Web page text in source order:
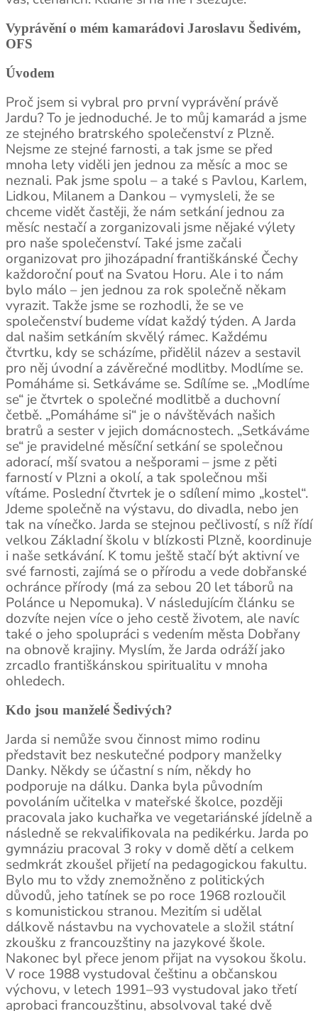
Vyprávění o mém kamarádovi Jaroslavu Šedivém,
OFS
Úvodem
Proč jsem si vybral pro první vyprávění právě
Jardu? To je jednoduché. Je to můj kamarád a jsme
ze stejného bratrského společenství z Plzně.
Nejsme ze stejné farnosti, a tak jsme se před
mnoha lety viděli jen jednou za měsíc a moc se
neznali. Pak jsme spolu – a také s Pavlou, Karlem,
Lidkou, Milanem a Dankou – vymysleli, že se
chceme vidět častěji, že nám setkání jednou za
měsíc nestačí a zorganizovali jsme nějaké výlety
pro naše společenství. Také jsme začali
organizovat pro jihozápadní františkánské Čechy
každoroční pouť na Svatou Horu. Ale i to nám
bylo málo – jen jednou za rok společně někam
vyrazit. Takže jsme se rozhodli, že se ve
společenství budeme vídat každý týden. A Jarda
dal našim setkáním skvělý rámec. Každému
čtvrtku, kdy se scházíme, přidělil název a sestavil
pro něj úvodní a závěrečné modlitby. Modlíme se.
Pomáháme si. Setkáváme se. Sdílíme se. „Modlíme
se“ je čtvrtek o společné modlitbě a duchovní
četbě. „Pomáháme si“ je o návštěvách našich
bratrů a sester v jejich domácnostech. „Setkáváme
se“ je pravidelné měsíční setkání se společnou
adorací, mší svatou a nešporami – jsme z pěti
farností v Plzni a okolí, a tak společnou mši
vítáme. Poslední čtvrtek je o sdílení mimo „kostel“.
Jdeme společně na výstavu, do divadla, nebo jen
tak na vínečko. Jarda se stejnou pečlivostí, s níž řídí
velkou Základní školu v blízkosti Plzně, koordinuje
i naše setkávání. K tomu ještě stačí být aktivní ve
své farnosti, zajímá se o přírodu a vede dobřanské
ochránce přírody (má za sebou 20 let táborů na
Polánce u Nepomuka). V následujícím článku se
dozvíte nejen více o jeho cestě životem, ale navíc
také o jeho spolupráci s vedením města Dobřany
na obnově krajiny. Myslím, že Jarda odráží jako
zrcadlo františkánskou spiritualitu v mnoha
ohledech.
Kdo jsou manželé Šedivých?
Jarda si nemůže svou činnost mimo rodinu
představit bez neskutečné podpory manželky
Danky. Někdy se účastní s ním, někdy ho
podporuje na dálku. Danka byla původním
povoláním učitelka v mateřské školce, později
pracovala jako kuchařka ve vegetariánské jídelně a
následně se rekvalifikovala na pedikérku. Jarda po
gymnáziu pracoval 3 roky v domě dětí a celkem
sedmkrát zkoušel přijetí na pedagogickou fakultu.
Bylo mu to vždy znemožněno z politických
důvodů, jeho tatínek se po roce 1968 rozloučil
s komunistickou stranou. Mezitím si udělal
dálkově nástavbu na vychovatele a složil státní
zkoušku z francouzštiny na jazykové škole.
Nakonec byl přece jenom přijat na vysokou školu.
V roce 1988 vystudoval češtinu a občanskou
výchovu, v letech 1991–93 vystudoval jako třetí
aprobaci francouzštinu, absolvoval také dvě